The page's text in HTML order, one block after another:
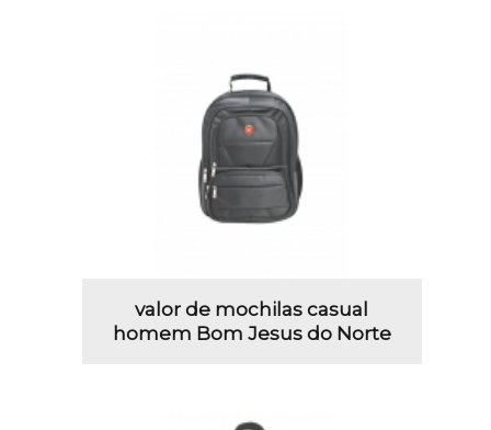
valor de mochilas casual
homem Bom Jesus do Norte